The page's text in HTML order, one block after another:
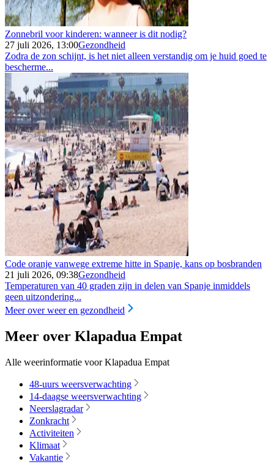
Zonnebril voor kinderen: wanneer is dit nodig?
27 juli 2026, 13:00Gezondheid
Zodra de zon schijnt, is het niet alleen verstandig om je huid goed te
bescherme...
Code oranje vanwege extreme hitte in Spanje, kans op bosbranden
21 juli 2026, 09:38Gezondheid
Temperaturen van 40 graden zijn in delen van Spanje inmiddels
geen uitzondering...
Meer over weer en gezondheid
Meer over Klapadua Empat
Alle weerinformatie voor Klapadua Empat
48-uurs weersverwachting
14-daagse weersverwachting
Neerslagradar
Zonkracht
Activiteiten
Klimaat
Vakantie